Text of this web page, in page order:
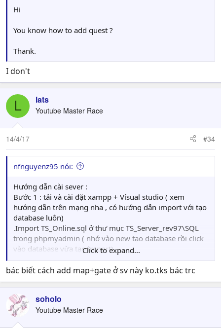
Hi
You know how to add quest ?
Thank.
I don't
L lats
Youtube Master Race
14/4/17 #34
nfnguyenz95 nói:
Hướng dẫn cài sever :
Bước 1 : tải và cài đặt xampp + Vísual studio ( xem
hướng dẫn trên mạng nha , có hướng dẫn import với tạo
database luôn)
.Import TS_Online.sql ở thư mục TS_Server_rev97\SQL
trong phpmyadmin ( nhớ vào new tạo database rồi click
vào database vừa tạo import)
.Vào TS_Server_rev97\TS_Server\bin\Debug mở
dbconfig.txt
...đổi tên database trùng với database bạn vừa tạo trong
...chỗ password bạn để trống như hình trong comment
trên của mình
.Vào TS_Server_rev97\TS_Server mở TSServer.cs(cài Visual
Click to expand...
bác biết cách add map+gate ở sv này ko.tks bác trc
soholo
Youtube Master Race